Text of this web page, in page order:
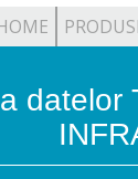
datelor